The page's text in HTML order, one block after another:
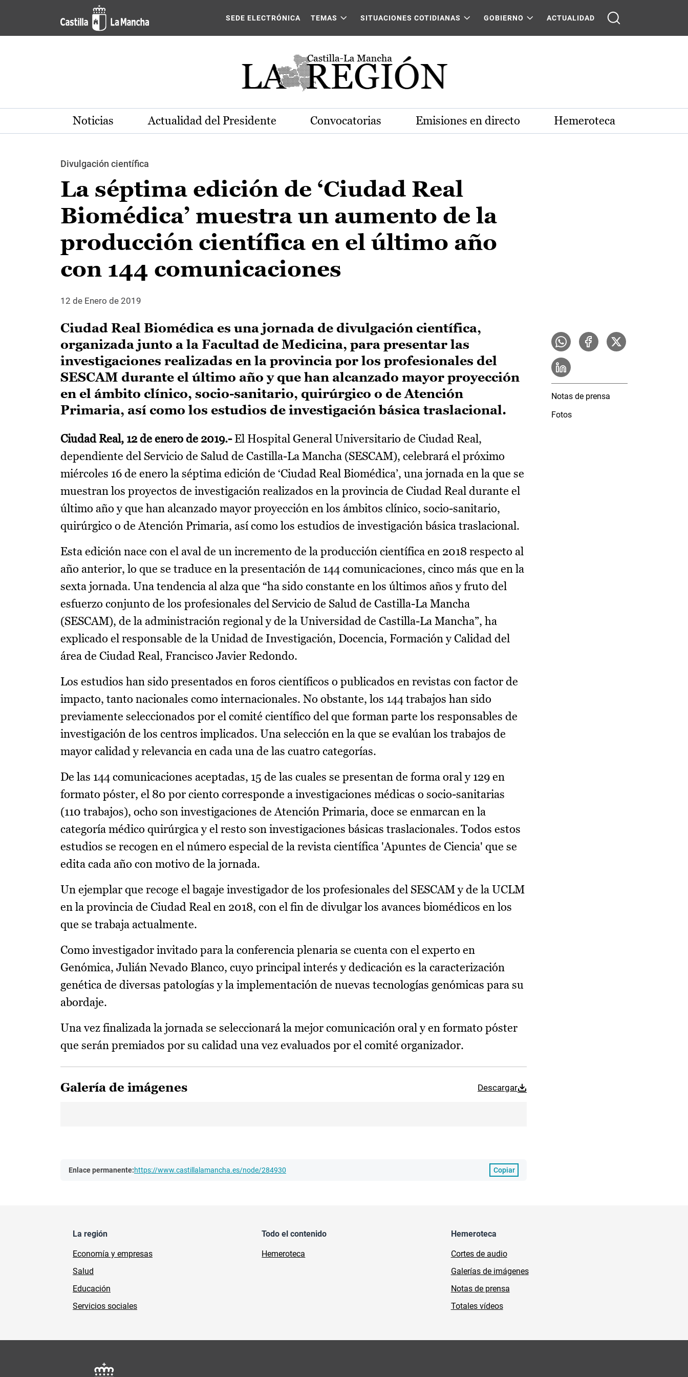
Pasar al contenido principal
SEDE ELECTRÓNICA TEMAS SITUACIONES COTIDIANAS GOBIERNO ACTUALIDAD
Noticias Actualidad del Presidente Convocatorias Emisiones en directo Hemeroteca
Divulgación científica
La séptima edición de ‘Ciudad Real
Biomédica’ muestra un aumento de la
producción científica en el último año
con 144 comunicaciones
12 de Enero de 2019
Ciudad Real Biomédica es una jornada de divulgación científica,
organizada junto a la Facultad de Medicina, para presentar las
investigaciones realizadas en la provincia por los profesionales del
SESCAM durante el último año y que han alcanzado mayor proyección
en el ámbito clínico, socio-sanitario, quirúrgico o de Atención
Primaria, así como los estudios de investigación básica traslacional.
Ciudad Real, 12 de enero de 2019.-El Hospital General Universitario de Ciudad Real,
dependiente del Servicio de Salud de Castilla-La Mancha (SESCAM), celebrará el próximo
miércoles 16 de enero la séptima edición de ‘Ciudad Real Biomédica’, una jornada en la que se
muestran los proyectos de investigación realizados en la provincia de Ciudad Real durante el
último año y que han alcanzado mayor proyección en los ámbitos clínico, socio-sanitario,
quirúrgico o de Atención Primaria, así como los estudios de investigación básica traslacional.
Esta edición nace con el aval de un incremento de la producción científica en 2018 respecto al
año anterior, lo que se traduce en la presentación de 144 comunicaciones, cinco más que en la
sexta jornada. Una tendencia al alza que “ha sido constante en los últimos años y fruto del
esfuerzo conjunto de los profesionales del Servicio de Salud de Castilla-La Mancha
(SESCAM), de la administración regional y de la Universidad de Castilla-La Mancha”, ha
explicado el responsable de la Unidad de Investigación, Docencia, Formación y Calidad del
área de Ciudad Real, Francisco Javier Redondo.
Los estudios han sido presentados en foros científicos o publicados en revistas con factor de
impacto, tanto nacionales como internacionales. No obstante, los 144 trabajos han sido
previamente seleccionados por el comité científico del que forman parte los responsables de
investigación de los centros implicados. Una selección en la que se evalúan los trabajos de
mayor calidad y relevancia en cada una de las cuatro categorías.
De las 144 comunicaciones aceptadas, 15 de las cuales se presentan de forma oral y 129 en
formato póster, el 80 por ciento corresponde a investigaciones médicas o socio-sanitarias
(110 trabajos), ocho son investigaciones de Atención Primaria, doce se enmarcan en la
categoría médico quirúrgica y el resto son investigaciones básicas traslacionales. Todos estos
estudios se recogen en el número especial de la revista científica 'Apuntes de Ciencia' que se
edita cada año con motivo de la jornada.
Un ejemplar que recoge el bagaje investigador de los profesionales del SESCAM y de la UCLM
en la provincia de Ciudad Real en 2018, con el fin de divulgar los avances biomédicos en los
que se trabaja actualmente.
Como investigador invitado para la conferencia plenaria se cuenta con el experto en
Genómica, Julián Nevado Blanco, cuyo principal interés y dedicación es la caracterización
genética de diversas patologías y la implementación de nuevas tecnologías genómicas para su
abordaje.
Una vez finalizada la jornada se seleccionará la mejor comunicación oral y en formato póster
que serán premiados por su calidad una vez evaluados por el comité organizador.
Galería de imágenes Descargar
Enlace permanente:https://www.castillalamancha.es/node/284930 Copiar
Notas de prensa
Fotos
La región
Economía y empresas
Salud
Educación
Servicios sociales
Todo el contenido
Hemeroteca
Hemeroteca
Cortes de audio
Galerías de imágenes
Notas de prensa
Totales vídeos